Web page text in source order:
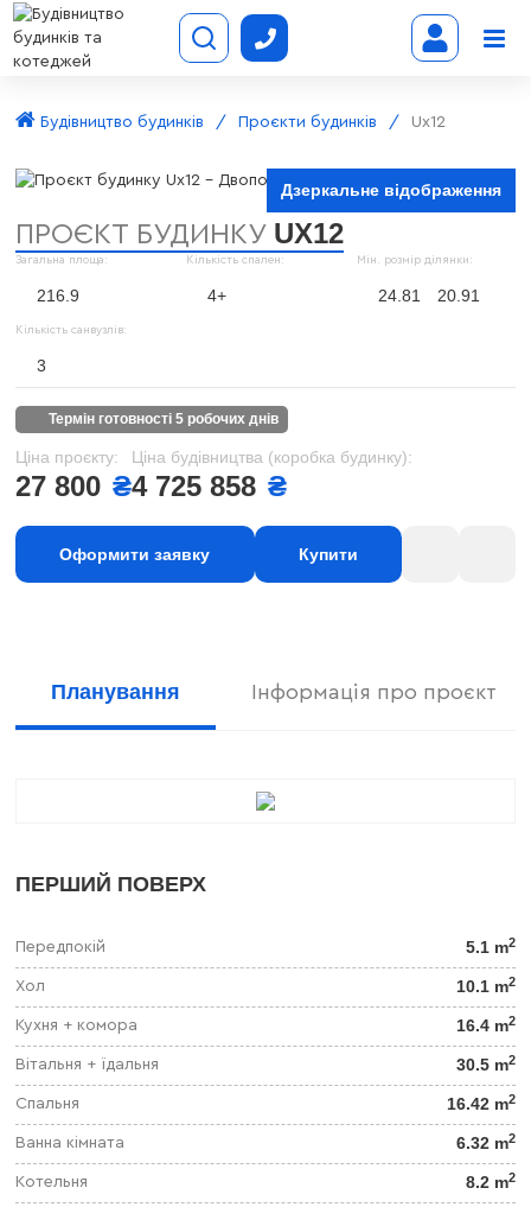
Будівництво будинків Проєкти будинків Ux12
Дзеркальне відображення
ПРОЄКТ БУДИНКУ UX12
Загальна площа:
216.9
Кількість спален:
4+
Мін. розмір ділянки:
24.81 20.91
Кількість санвузлів:
3
термін готовності 5 робочих днів
Ціна проєкту:
27 800 ₴
Ціна будівництва (коробка будинку):
4 725 858 ₴
Оформити заявку Купити
Планування Інформація про проєкт
ПЕРШИЙ ПОВЕРХ
Передпокій 5.1 m2
Хол 10.1 m2
Кухня + комора 16.4 m2
Вітальня + їдальня 30.5 m2
Спальня 16.42 m2
Ванна кімната 6.32 m2
Котельня 8.2 m2